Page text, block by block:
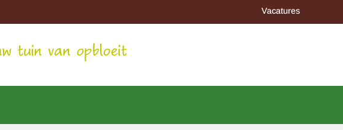
Vacatures